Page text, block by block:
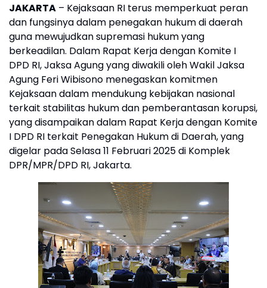
JAKARTA – Kejaksaan RI terus memperkuat peran
dan fungsinya dalam penegakan hukum di daerah
guna mewujudkan supremasi hukum yang
berkeadilan. Dalam Rapat Kerja dengan Komite I
DPD RI, Jaksa Agung yang diwakili oleh Wakil Jaksa
Agung Feri Wibisono menegaskan komitmen
Kejaksaan dalam mendukung kebijakan nasional
terkait stabilitas hukum dan pemberantasan korupsi,
yang disampaikan dalam Rapat Kerja dengan Komite
I DPD RI terkait Penegakan Hukum di Daerah, yang
digelar pada Selasa 11 Februari 2025 di Komplek
DPR/MPR/DPD RI, Jakarta.